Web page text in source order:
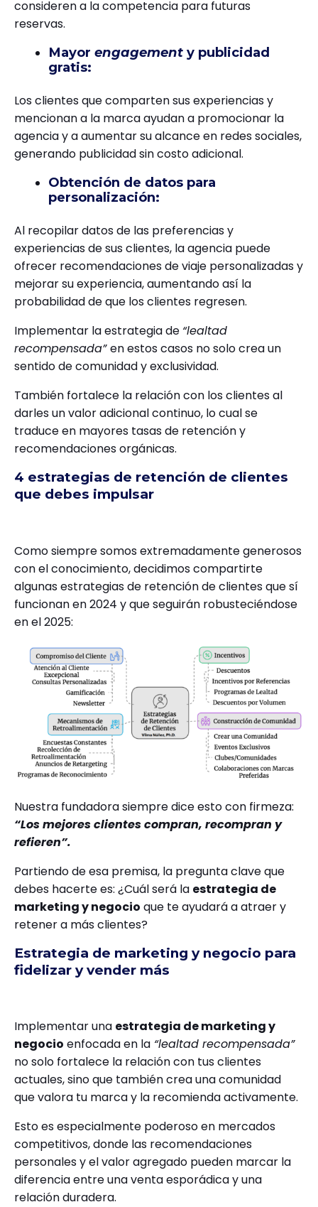
consideren a la competencia para futuras
reservas.
Mayor engagement y publicidad
gratis:
Los clientes que comparten sus experiencias y
mencionan a la marca ayudan a promocionar la
agencia y a aumentar su alcance en redes sociales,
generando publicidad sin costo adicional.
Obtención de datos para
personalización:
Al recopilar datos de las preferencias y
experiencias de sus clientes, la agencia puede
ofrecer recomendaciones de viaje personalizadas y
mejorar su experiencia, aumentando así la
probabilidad de que los clientes regresen.
Implementar la estrategia de “lealtad
recompensada”en estos casos no solo crea un
sentido de comunidad y exclusividad.
También fortalece la relación con los clientes al
darles un valor adicional continuo, lo cual se
traduce en mayores tasas de retención y
recomendaciones orgánicas.
4 estrategias de retención de clientes
que debes impulsar
Como siempre somos extremadamente generosos
con el conocimiento, decidimos compartirte
algunas estrategias de retención de clientes que sí
funcionan en 2024 y que seguirán robusteciéndose
en el 2025:
Nuestra fundadora siempre dice esto con firmeza:
“Los mejores clientes compran, recompran y
refieren”.
Partiendo de esa premisa, la pregunta clave que
debes hacerte es: ¿Cuál será la estrategia de
marketing y negocio que te ayudará a atraer y
retener a más clientes?
Estrategia de marketing y negocio para
fidelizar y vender más
Implementar una estrategia de marketing y
negocio enfocada en la “lealtad recompensada”
no solo fortalece la relación con tus clientes
actuales, sino que también crea una comunidad
que valora tu marca y la recomienda activamente.
Esto es especialmente poderoso en mercados
competitivos, donde las recomendaciones
personales y el valor agregado pueden marcar la
diferencia entre una venta esporádica y una
relación duradera.